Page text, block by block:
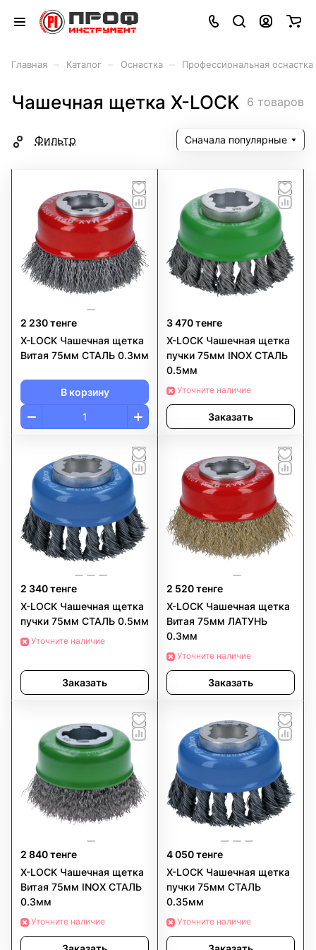
Главная Каталог Оснастка Профессиональная оснастка
Чашечная щетка X-LOCK 6 товаров
Фильтр Сначала популярные
2 230 тенге
X-LOCK Чашечная щетка
Витая 75мм СТАЛЬ 0.3мм
В корзину
3 470 тенге
X-LOCK Чашечная щетка
пучки 75мм INOX СТАЛЬ
0.5мм
Уточните наличие
Заказать
2 340 тенге
X-LOCK Чашечная щетка
пучки 75мм СТАЛЬ 0.5мм
Уточните наличие
Заказать
2 520 тенге
X-LOCK Чашечная щетка
Витая 75мм ЛАТУНЬ
0.3мм
Уточните наличие
Заказать
2 840 тенге
X-LOCK Чашечная щетка
Витая 75мм INOX СТАЛЬ
0.3мм
Уточните наличие
4 050 тенге
X-LOCK Чашечная щетка
пучки 75мм СТАЛЬ
0.35мм
Уточните наличие